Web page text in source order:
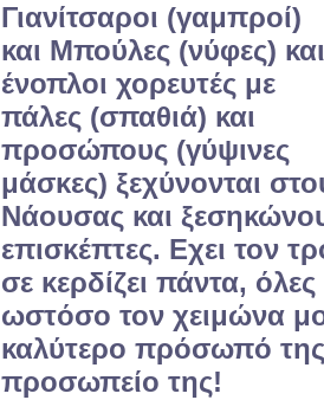
Γιανίτσαροι (γαμπροί)
και Μπούλες (νύφες) και
ένοπλοι χορευτές με
πάλες (σπαθιά) και
προσώπους (γύψινες
μάσκες) ξεχύνονται
Νάουσας και
επισκέπτες. Εχει τον
σε κερδίζει πάντα,
ωστόσο τον χειμώνα
καλύτερο πρόσωπό
προσωπείο της!